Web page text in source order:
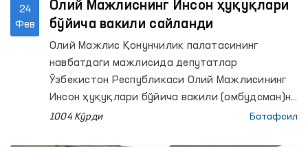
24
Фев
Олий Мажлиснинг Инсон ҳуқуқлари
бўйича вакили сайланди
Олий Мажлис Қонунчилик палатасининг
навбатдаги мажлисида депутатлар
Ўзбекистон Республикаси Олий Мажлисининг
Инсон ҳуқуқлари бўйича вакили (омбудсман)ни
сайлаш тўғрисидаги масалани кўриб
1004 Кўрди Батафсил